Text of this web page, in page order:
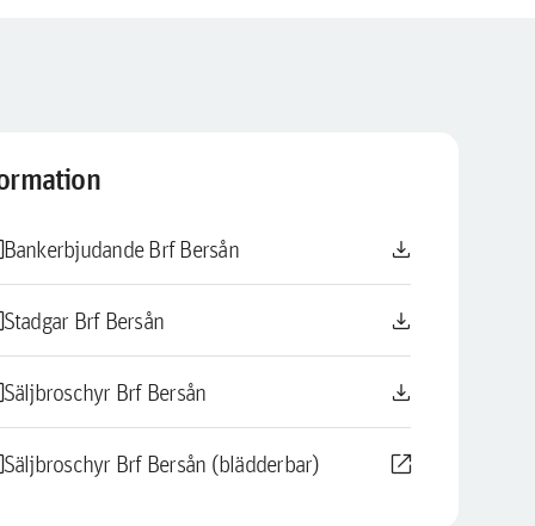
Bankerbjudande Brf Bersån download
Stadgar Brf Bersån download
Säljbroschyr Brf Bersån download
Säljbroschyr Brf Bersån (blädderbar) open_in_new